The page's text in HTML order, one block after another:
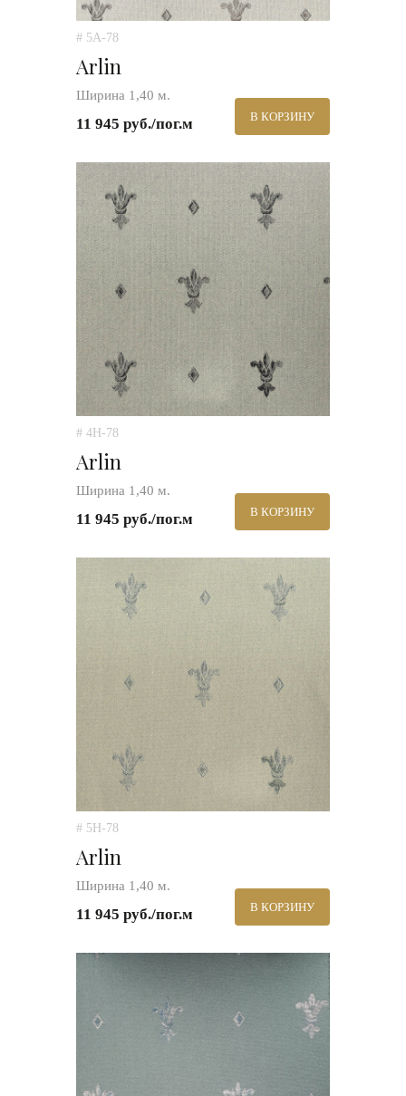
# 5A-78
Arlin
Ширина 1,40 м.
11 945 руб./пог.м В КОРЗИНУ
# 4H-78
Arlin
Ширина 1,40 м.
11 945 руб./пог.м В КОРЗИНУ
# 5H-78
Arlin
Ширина 1,40 м.
11 945 руб./пог.м В КОРЗИНУ